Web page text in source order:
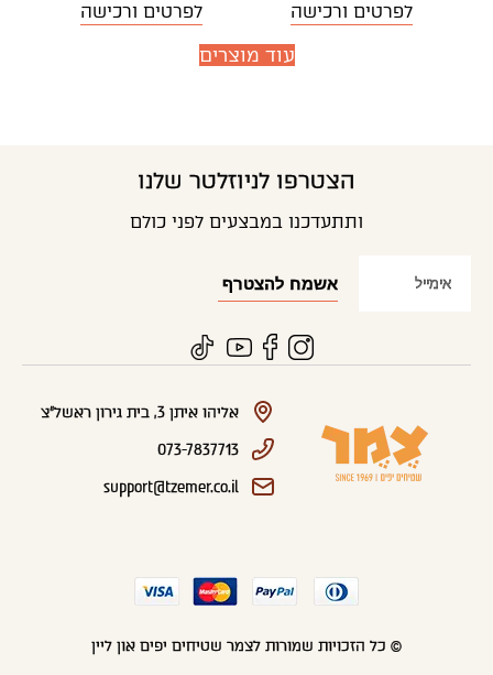
לפרטים ורכישה לפרטים ורכישה
עוד מוצרים
הצטרפו לניוזלטר שלנו
ותתעדכנו במבצעים לפני כולם
אליהו איתן 3, בית גירון ראשל"צ
073-7837713
support@tzemer.co.il
© כל הזכויות שמורות לצמר שטיחים יפים און ליין